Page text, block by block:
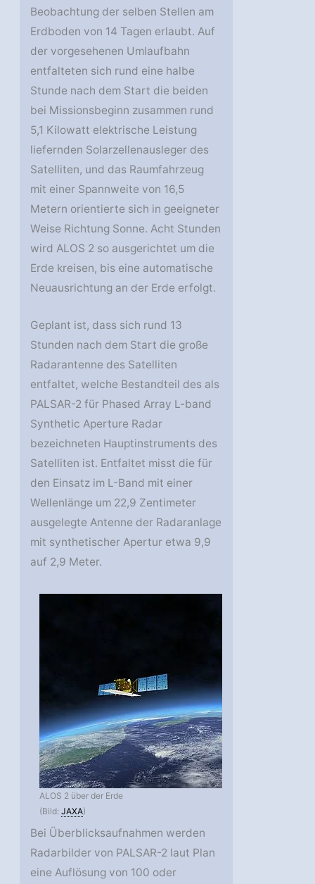
Beobachtung der selben Stellen am
Erdboden von 14 Tagen erlaubt. Auf
der vorgesehenen Umlaufbahn
entfalteten sich rund eine halbe
Stunde nach dem Start die beiden
bei Missionsbeginn zusammen rund
5,1 Kilowatt elektrische Leistung
liefernden Solarzellenausleger des
Satelliten, und das Raumfahrzeug
mit einer Spannweite von 16,5
Metern orientierte sich in geeigneter
Weise Richtung Sonne. Acht Stunden
wird ALOS 2 so ausgerichtet um die
Erde kreisen, bis eine automatische
Neuausrichtung an der Erde erfolgt.
Geplant ist, dass sich rund 13
Stunden nach dem Start die große
Radarantenne des Satelliten
entfaltet, welche Bestandteil des als
PALSAR-2 für Phased Array L-band
Synthetic Aperture Radar
bezeichneten Hauptinstruments des
Satelliten ist. Entfaltet misst die für
den Einsatz im L-Band mit einer
Wellenlänge um 22,9 Zentimeter
ausgelegte Antenne der Radaranlage
mit synthetischer Apertur etwa 9,9
auf 2,9 Meter.
ALOS 2 über der Erde
(Bild:JAXA)
Bei Überblicksaufnahmen werden
Radarbilder von PALSAR-2 laut Plan
eine Auflösung von 100 oder